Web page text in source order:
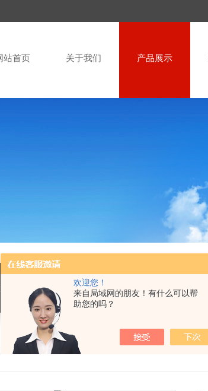
欢迎您！
来自局域网的朋友！有什么可以帮
助您的吗？
站首页 关于我们 产品展示
劳保用品